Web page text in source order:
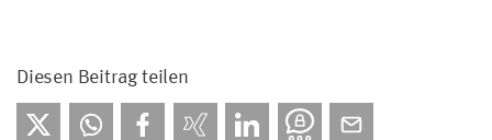
Diesen Beitrag teilen